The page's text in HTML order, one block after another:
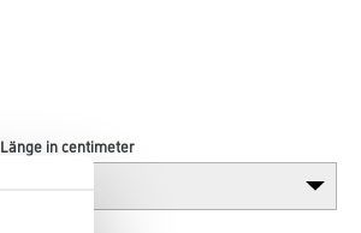
Länge in centimeter